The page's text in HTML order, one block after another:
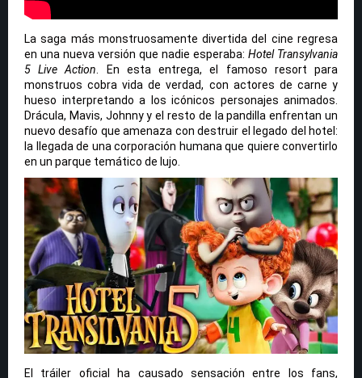
La saga más monstruosamente divertida del cine regresa
en una nueva versión que nadie esperaba: Hotel Transylvania
5 Live Action . En esta entrega, el famoso resort para
monstruos cobra vida de verdad, con actores de carne y
hueso interpretando a los icónicos personajes animados.
Drácula, Mavis, Johnny y el resto de la pandilla enfrentan un
nuevo desafío que amenaza con destruir el legado del hotel:
la llegada de una corporación humana que quiere convertirlo
en un parque temático de lujo.
El tráiler oficial ha causado sensación entre los fans,